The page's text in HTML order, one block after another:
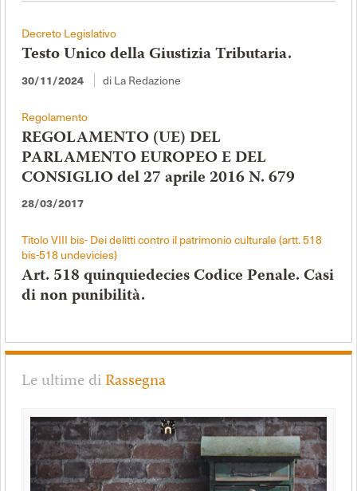
Decreto Legislativo
Testo Unico della Giustizia Tributaria.
30/11/2024 di La Redazione
Regolamento
REGOLAMENTO (UE) DEL
PARLAMENTO EUROPEO E DEL
CONSIGLIO del 27 aprile 2016 N. 679
28/03/2017
Titolo VIII bis- Dei delitti contro il patrimonio culturale (artt. 518
bis-518 undevicies)
Art. 518 quinquiedecies Codice Penale. Casi
di non punibilità.
Le ultime diRassegna